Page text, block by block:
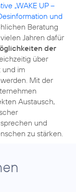
„WAKE UP –
und
Beratung
Jahren dafür
der
über
und im
Mit der
Austausch,
und
zu stärken.